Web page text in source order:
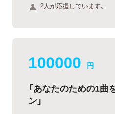
2人が応援しています。
100000 円
「あなたのための1曲
ン」